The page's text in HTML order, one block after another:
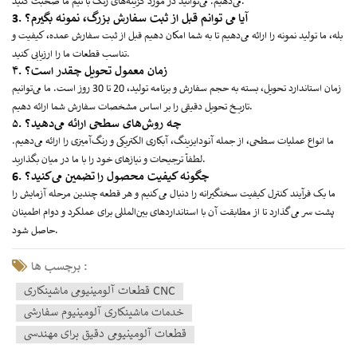
3. آیا می توانم قبل از ثبت سفارش بزرگ، نمونه بگیرم؟
بله، ما تولید نمونه را ارائه می‌دهیم تا به شما امکان دهیم قبل از ثبت سفارش عمده، کیفیت و
تناسب قطعات ما را ارزیابی کنید.
۴. زمان معمول تحویل چقدر است؟
زمان استاندارد تحویل، بسته به حجم سفارش و برنامه تولید، 20 تا 30 روز است. ما می‌توانیم
تاریخ تحویل دقیقی را بر اساس مشخصات سفارش شما ارائه دهیم.
۵. چه روش‌های سطحی ارائه می‌دهید؟
ما انواع عملیات سطحی، از جمله آنودایزینگ، آبکاری الکتریکی و رنگ‌آمیزی را ارائه می‌دهیم.
لطفاً ترجیحات و نیازهای خود را با ما در میان بگذارید.
6. چگونه کیفیت محصول را تضمین می‌کنید؟
ما یک فرآیند کنترل کیفیت سختگیرانه را دنبال می‌کنیم و هر قطعه چندین مرحله آزمایش را
پشت سر می‌گذارد تا از مطابقت آن با استانداردهای بین‌المللی برای عملکرد و دوام اطمینان
حاصل شود.
برچسب ها :
قطعات آلومینیومی ماشینکاری CNC
خدمات ماشینکاری آلومینیوم سفارشی
قطعات آلومینیومی دقیق برای مهندسی